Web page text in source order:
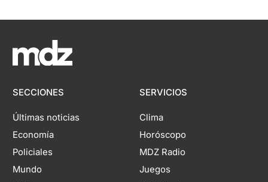
SECCIONES
Últimas noticias
Economía
Policiales
Mundo
SERVICIOS
Clima
Horóscopo
MDZ Radio
Juegos